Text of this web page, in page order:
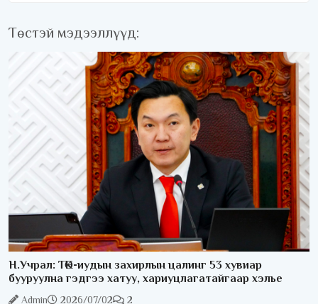
Төстэй мэдээллүүд:
Н.Учрал: ТӨК-иудын захирлын цалинг 53 хувиар
бууруулна гэдгээ хатуу, хариуцлагатайгаар хэлье
Admin 2026/07/02
2